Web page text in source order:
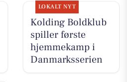
LOKALT NYT
Kolding Boldklub
spiller første
hjemmekamp i
Danmarksserien